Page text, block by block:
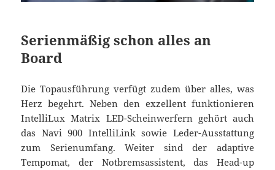
Serienmäßig schon alles an
Board
Die Topausführung verfügt zudem über alles, was
Herz begehrt. Neben den exzellent funktionieren
IntelliLux Matrix LED-Scheinwerfern gehört auch
das Navi 900 IntelliLink sowie Leder-Ausstattung
zum Serienumfang. Weiter sind der adaptive
Tempomat, der Notbremsassistent, das Head-up